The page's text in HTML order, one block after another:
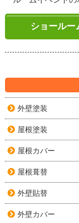
ショールー
外壁塗装
屋根塗装
屋根カバー
屋根葺替
外壁貼替
外壁カバー